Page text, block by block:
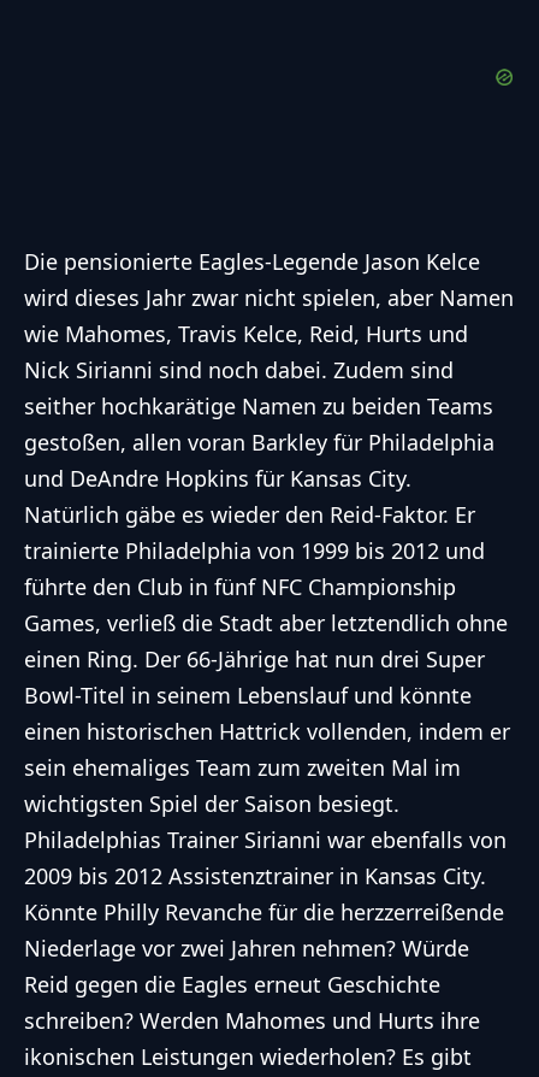
Die pensionierte Eagles-Legende Jason Kelce
wird dieses Jahr zwar nicht spielen, aber Namen
wie Mahomes, Travis Kelce, Reid, Hurts und
Nick Sirianni sind noch dabei. Zudem sind
seither hochkarätige Namen zu beiden Teams
gestoßen, allen voran Barkley für Philadelphia
und DeAndre Hopkins für Kansas City.
Natürlich gäbe es wieder den Reid-Faktor. Er
trainierte Philadelphia von 1999 bis 2012 und
führte den Club in fünf NFC Championship
Games, verließ die Stadt aber letztendlich ohne
einen Ring. Der 66-Jährige hat nun drei Super
Bowl-Titel in seinem Lebenslauf und könnte
einen historischen Hattrick vollenden, indem er
sein ehemaliges Team zum zweiten Mal im
wichtigsten Spiel der Saison besiegt.
Philadelphias Trainer Sirianni war ebenfalls von
2009 bis 2012 Assistenztrainer in Kansas City.
Könnte Philly Revanche für die herzzerreißende
Niederlage vor zwei Jahren nehmen? Würde
Reid gegen die Eagles erneut Geschichte
schreiben? Werden Mahomes und Hurts ihre
ikonischen Leistungen wiederholen? Es gibt